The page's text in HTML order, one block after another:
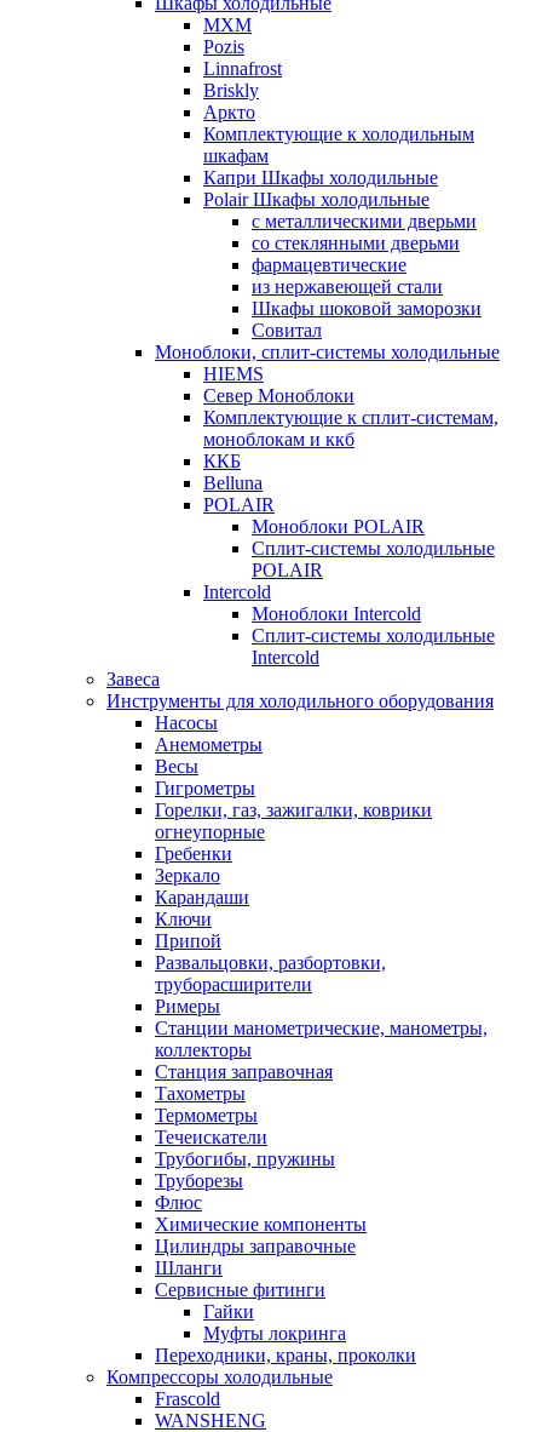
МХМ
Pozis
Linnafrost
Briskly
Аркто
Комплектующие к холодильным
шкафам
Капри Шкафы холодильные
Polair Шкафы холодильные
с металлическими дверьми
со стеклянными дверьми
фармацевтические
из нержавеющей стали
Шкафы шоковой заморозки
Совитал
Моноблоки, сплит-системы холодильные
HIEMS
Север Моноблоки
Комплектующие к сплит-системам,
моноблокам и ккб
ККБ
Belluna
POLAIR
Моноблоки POLAIR
Сплит-системы холодильные
POLAIR
Intercold
Моноблоки Intercold
Сплит-системы холодильные
Intercold
Завеса
Инструменты для холодильного оборудования
Насосы
Анемометры
Весы
Гигрометры
Горелки, газ, зажигалки, коврики
огнеупорные
Гребенки
Зеркало
Карандаши
Ключи
Припой
Развальцовки, разбортовки,
труборасширители
Римеры
Станции манометрические, манометры,
коллекторы
Станция заправочная
Тахометры
Термометры
Течеискатели
Трубогибы, пружины
Труборезы
Флюс
Химические компоненты
Цилиндры заправочные
Шланги
Сервисные фитинги
Гайки
Муфты локринга
Переходники, краны, проколки
Компрессоры холодильные
Frascold
WANSHENG